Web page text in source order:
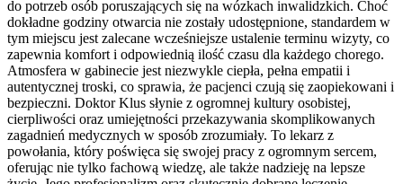
do potrzeb osób poruszających się na wózkach inwalidzkich. Choć
dokładne godziny otwarcia nie zostały udostępnione, standardem w
tym miejscu jest zalecane wcześniejsze ustalenie terminu wizyty, co
zapewnia komfort i odpowiednią ilość czasu dla każdego chorego.
Atmosfera w gabinecie jest niezwykle ciepła, pełna empatii i
autentycznej troski, co sprawia, że pacjenci czują się zaopiekowani i
bezpieczni. Doktor Klus słynie z ogromnej kultury osobistej,
cierpliwości oraz umiejętności przekazywania skomplikowanych
zagadnień medycznych w sposób zrozumiały. To lekarz z
powołania, który poświęca się swojej pracy z ogromnym sercem,
oferując nie tylko fachową wiedzę, ale także nadzieję na lepsze